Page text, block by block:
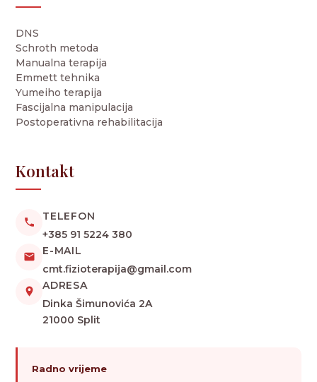
DNS
Schroth metoda
Manualna terapija
Emmett tehnika
Yumeiho terapija
Fascijalna manipulacija
Postoperativna rehabilitacija
Kontakt
TELEFON
+385 91 5224 380
E-MAIL
cmt.fizioterapija@gmail.com
ADRESA
Dinka Šimunovića 2A
21000 Split
Radno vrijeme